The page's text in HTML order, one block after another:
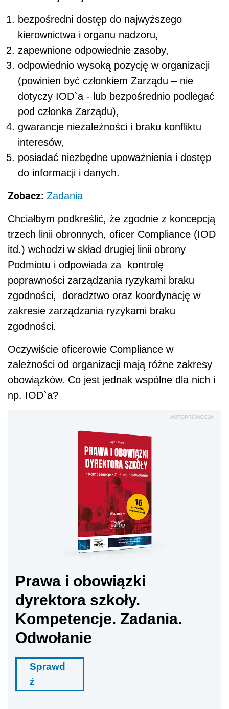
bezpośredni dostęp do najwyższego
kierownictwa i organu nadzoru,
zapewnione odpowiednie zasoby,
odpowiednio wysoką pozycję w organizacji
(powinien być członkiem Zarządu – nie
dotyczy IOD`a - lub bezpośrednio podlegać
pod członka Zarządu),
gwarancje niezależności i braku konfliktu
interesów,
posiadać niezbędne upoważnienia i dostęp
do informacji i danych.
Zobacz: Zadania
Chciałbym podkreślić, że zgodnie z koncepcją
trzech linii obronnych, oficer Compliance (IOD
itd.) wchodzi w skład drugiej linii obrony
Podmiotu i odpowiada za kontrolę
poprawności zarządzania ryzykami braku
zgodności, doradztwo oraz koordynację w
zakresie zarządzania ryzykami braku
zgodności.
Oczywiście oficerowie Compliance w
zależności od organizacji mają różne zakresy
obowiązków. Co jest jednak wspólne dla nich i
np. IOD`a?
AUTOPROMOCJA
Prawa i obowiązki
dyrektora szkoły.
Kompetencje. Zadania.
Odwołanie
Sprawd
ź